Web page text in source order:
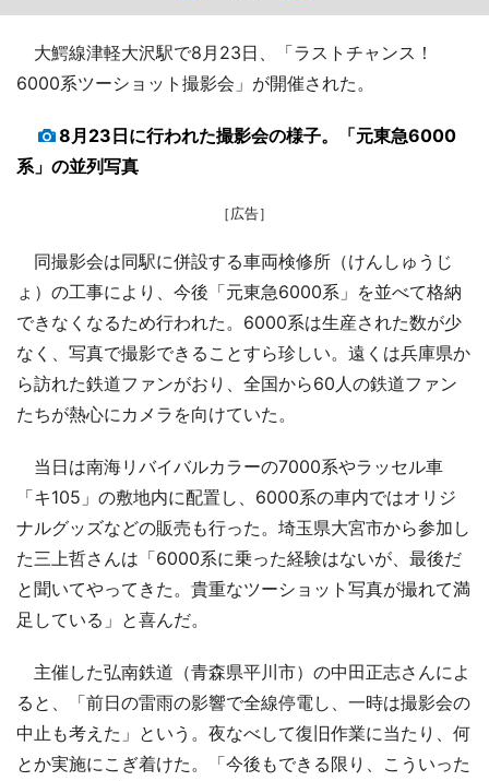
大鰐線津軽大沢駅で8月23日、「ラストチャンス！
6000系ツーショット撮影会」が開催された。
8月23日に行われた撮影会の様子。「元東急6000
系」の並列写真
［広告］
同撮影会は同駅に併設する車両検修所（けんしゅうじ
ょ）の工事により、今後「元東急6000系」を並べて格納
できなくなるため行われた。6000系は生産された数が少
なく、写真で撮影できることすら珍しい。遠くは兵庫県か
ら訪れた鉄道ファンがおり、全国から60人の鉄道ファン
たちが熱心にカメラを向けていた。
当日は南海リバイバルカラーの7000系やラッセル車
「キ105」の敷地内に配置し、6000系の車内ではオリジ
ナルグッズなどの販売も行った。埼玉県大宮市から参加し
た三上哲さんは「6000系に乗った経験はないが、最後だ
と聞いてやってきた。貴重なツーショット写真が撮れて満
足している」と喜んだ。
主催した弘南鉄道（青森県平川市）の中田正志さんによ
ると、「前日の雷雨の影響で全線停電し、一時は撮影会の
中止も考えた」という。夜なべして復旧作業に当たり、何
とか実施にこぎ着けた。「今後もできる限り、こういった